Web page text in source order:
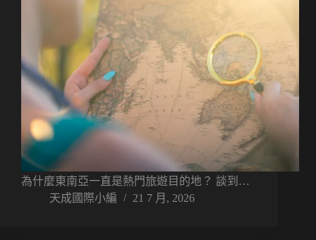
為什麼東南亞一直是熱門旅遊目的地？ 談到…
天成國際小編
21 7 月, 2026